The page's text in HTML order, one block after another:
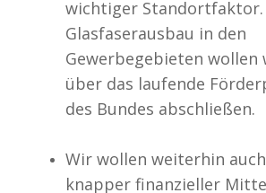
wichtiger Standortfaktor.
Glasfaserausbau in den
Gewerbegebieten wollen
über das laufende
des Bundes abschließen.
Wir wollen weiterhin
knapper finanzieller